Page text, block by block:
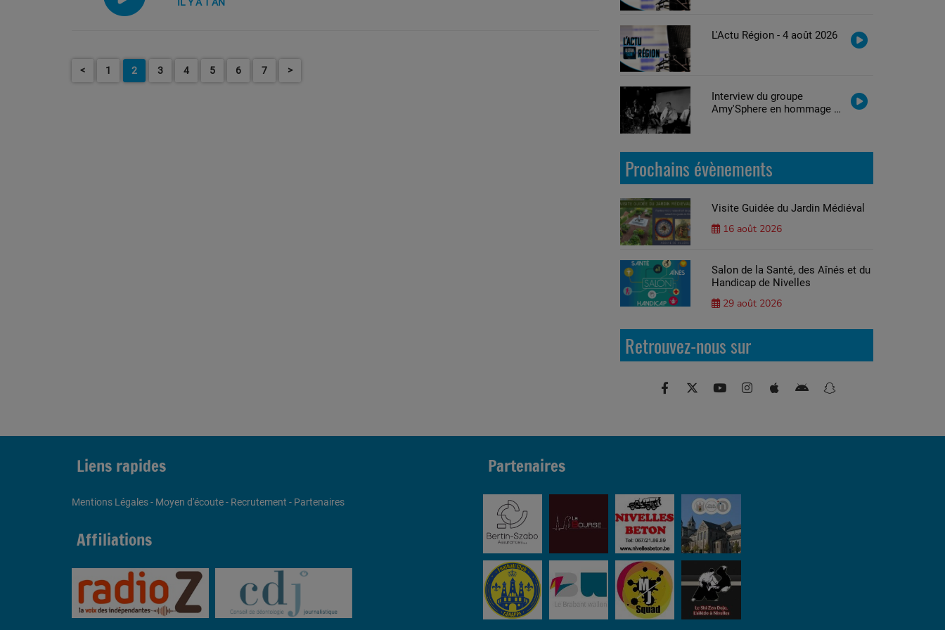
< 1 2 3 4 5 6 7 >
L'Actu Région - 4 août 2026
Interview du groupe
Amy'Sphere en hommage à
Prochains évènements
Visite Guidée du Jardin Médiéval
16 août 2026
Salon de la Santé, des Aînés et du
Handicap de Nivelles
29 août 2026
Retrouvez-nous sur
Liens rapides
Mentions Légales- Moyen d'écoute- Recrutement - Partenaires
Affiliations
Partenaires